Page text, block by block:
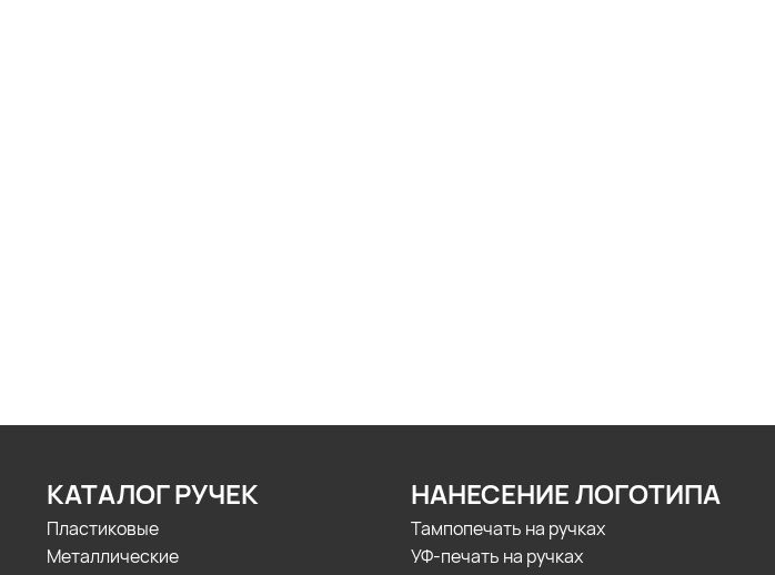
КАТАЛОГ РУЧЕК
Пластиковые
Металлические
НАНЕСЕНИЕ ЛОГОТИПА
Тампопечать на ручках
УФ-печать на ручках